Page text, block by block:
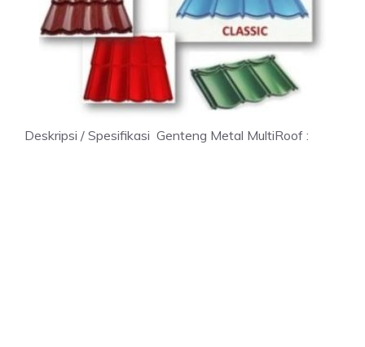
Deskripsi / Spesifikasi Genteng Metal MultiRoof :